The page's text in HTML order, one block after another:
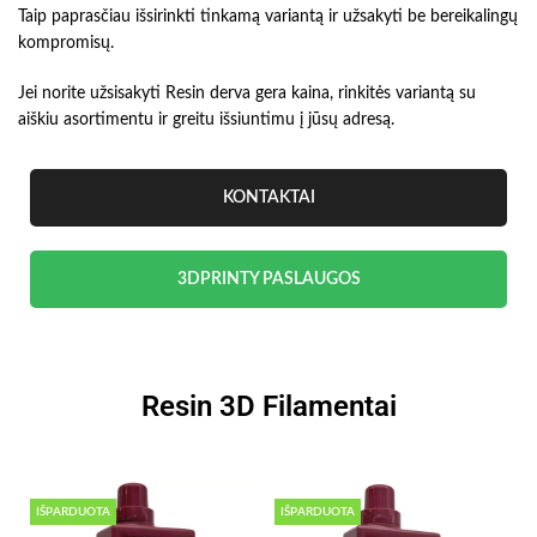
Taip paprasčiau išsirinkti tinkamą variantą ir užsakyti be bereikalingų
kompromisų.
Jei norite užsisakyti Resin derva gera kaina, rinkitės variantą su
aiškiu asortimentu ir greitu išsiuntimu į jūsų adresą.
KONTAKTAI
3DPRINTY PASLAUGOS
Resin 3D Filamentai
IŠPARDUOTA IŠPARDUOTA